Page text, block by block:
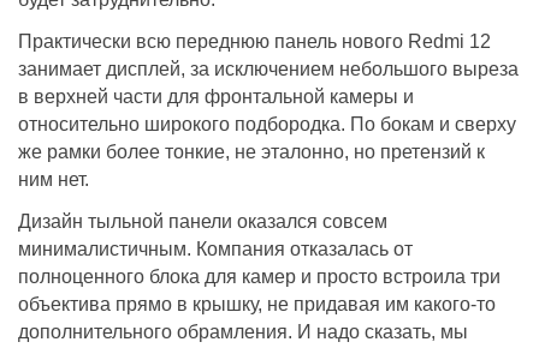
Практически всю переднюю панель нового Redmi 12
занимает дисплей, за исключением небольшого выреза
в верхней части для фронтальной камеры и
относительно широкого подбородка. По бокам и сверху
же рамки более тонкие, не эталонно, но претензий к
ним нет.
Дизайн тыльной панели оказался совсем
минималистичным. Компания отказалась от
полноценного блока для камер и просто встроила три
объектива прямо в крышку, не придавая им какого-то
дополнительного обрамления. И надо сказать, мы